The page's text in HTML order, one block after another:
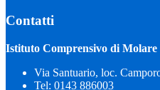
Contatti
Istituto Comprensivo di Molare
Via Santuario, loc.
Tel: 0143 886003